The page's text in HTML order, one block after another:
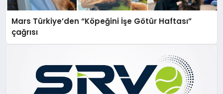
Mars Türkiye’den “Köpeğini İşe Götür Haftası”
çağrısı